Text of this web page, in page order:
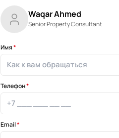
Waqar Ahmed
Senior Property Consultant
Имя*
Телефон*
Email*